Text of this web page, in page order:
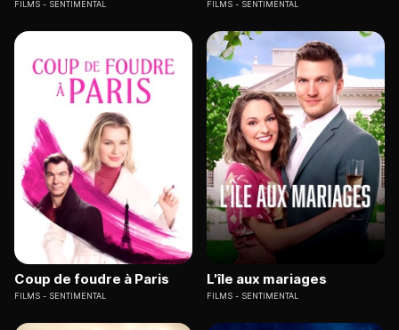
FILMS SENTIMENTAL FILMS SENTIMENTAL
Coup de foudre à Paris
FILMS SENTIMENTAL
L'île aux mariages
FILMS SENTIMENTAL